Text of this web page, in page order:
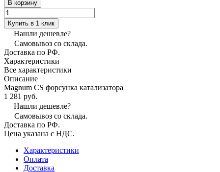
В корзину
Купить в 1 клик
Нашли дешевле?
Самовывоз со склада.
Доставка по РФ.
Характеристики
Все характеристики
Описание
Magnum CS форсунка катализатора
1 281 руб.
Нашли дешевле?
Самовывоз со склада.
Доставка по РФ.
Цена указана с НДС.
Характеристики
Оплата
Доставка